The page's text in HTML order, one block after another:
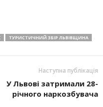
ТУРИСТИЧНИЙ ЗБІР ЛЬВІВЩИНА
Наступна публікація
У Львові затримали 28-
річного наркозбувача